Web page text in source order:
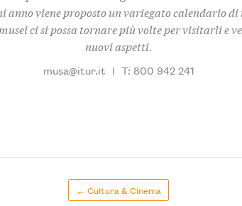
anno viene proposto un variegato calendario
ci si possa tornare più volte per visitarli e
nuovi aspetti.
musa@itur.it | T: 800 942 241
← Cultura & Cinema